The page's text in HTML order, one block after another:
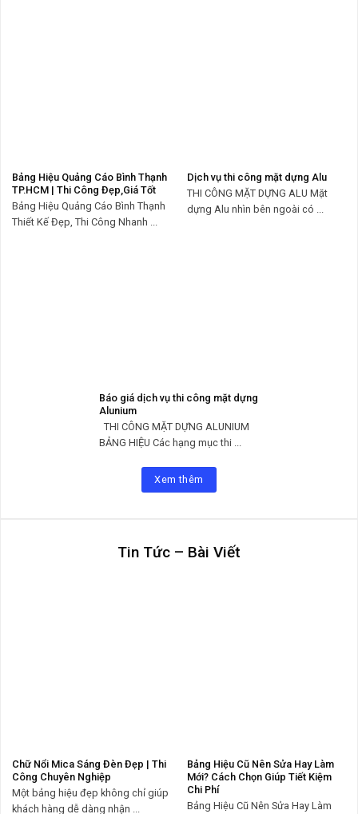
Bảng Hiệu Quảng Cáo Bình Thạnh
TP.HCM | Thi Công Đẹp,Giá Tốt
Bảng Hiệu Quảng Cáo Bình Thạnh
Thiết Kế Đẹp, Thi Công Nhanh ...
Dịch vụ thi công mặt dựng Alu
THI CÔNG MẶT DỰNG ALU Mặt
dựng Alu nhìn bên ngoài có ...
Báo giá dịch vụ thi công mặt dựng
Alunium
THI CÔNG MẶT DỰNG ALUNIUM
BẢNG HIỆU Các hạng mục thi ...
Xem thêm
Tin Tức – Bài Viết
Chữ Nổi Mica Sáng Đèn Đẹp | Thi
Công Chuyên Nghiệp
Một bảng hiệu đẹp không chỉ giúp
khách hàng dễ dàng nhận ...
Bảng Hiệu Cũ Nên Sửa Hay Làm
Mới? Cách Chọn Giúp Tiết Kiệm
Chi Phí
Bảng Hiệu Cũ Nên Sửa Hay Làm